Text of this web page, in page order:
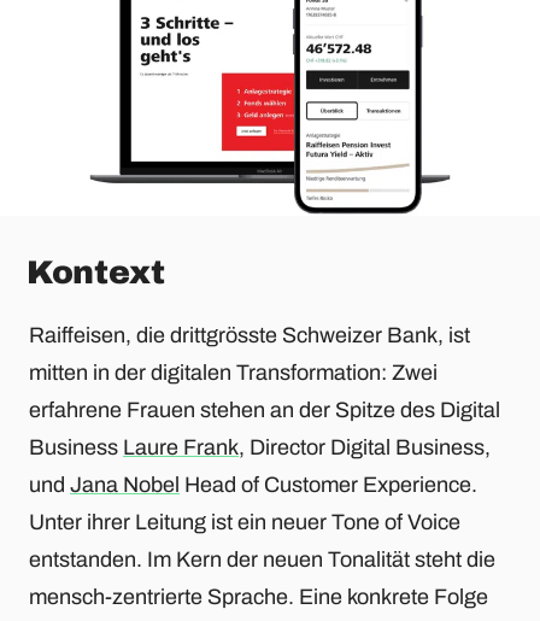
Kontext
Raiffeisen, die drittgrösste Schweizer Bank, ist
mitten in der digitalen Transformation: Zwei
erfahrene Frauen stehen an der Spitze des Digital
Business Laure Frank, Director Digital Business,
und Jana Nobel Head of Customer Experience.
Unter ihrer Leitung ist ein neuer Tone of Voice
entstanden. Im Kern der neuen Tonalität steht die
mensch-zentrierte Sprache. Eine konkrete Folge